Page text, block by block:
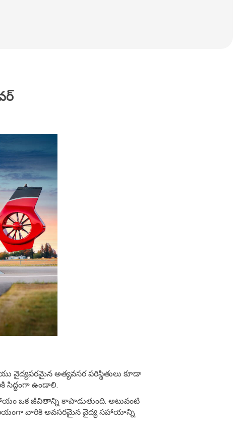
వైద్యపరమైన అత్యవసర పరిస్థితులు కూడా
ఉండాలి.
ఒక జీవితాన్ని కాపాడుతుంది. అటువంటి
వారికి అవసరమైన వైద్య సహాయాన్ని